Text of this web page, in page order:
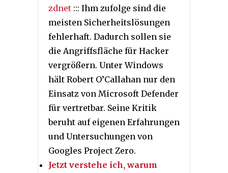
zdnet ::: Ihm zufolge sind die
meisten Sicherheitslösungen
fehlerhaft. Dadurch sollen sie
die Angriffsfläche für Hacker
vergrößern. Unter Windows
hält Robert O’Callahan nur den
Einsatz von Microsoft Defender
für vertretbar. Seine Kritik
beruht auf eigenen Erfahrungen
und Untersuchungen von
Googles Project Zero.
Jetzt verstehe ich, warum